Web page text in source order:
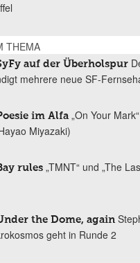
THEMA
auf der Überholspur
mehrere neue SF-
im Alfa „On Your
Miyazaki)
rules „TMNT“ und „The
the Dome, again
geht in Runde 2